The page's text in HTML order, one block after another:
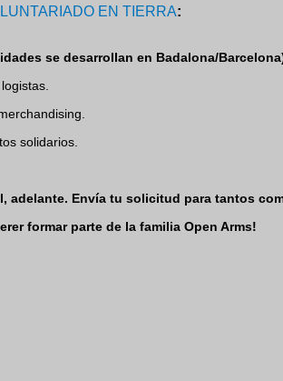
EN TIERRA:
se desarrollan en Badalona/
solidarios.
adelante. Envía tu solicitud para tantos
formar parte de la familia Open Arms!